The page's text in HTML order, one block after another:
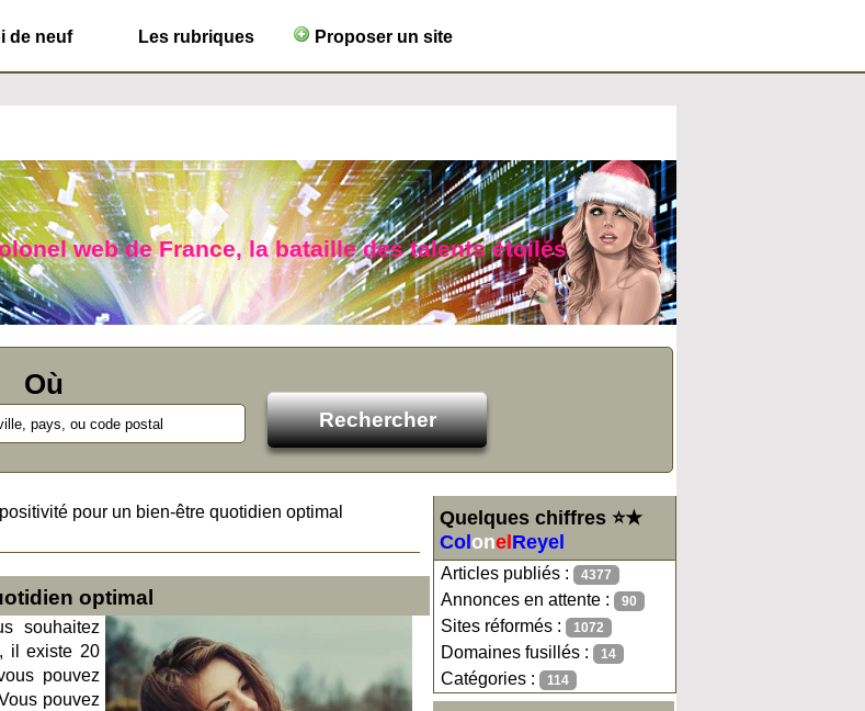
de neuf Les rubriques Proposer un site
web de France, la bataille des talents étoilés
Où
Quelques chiffres ⭐★
Col onel Reyel
Articles publiés : 4377
Annonces en attente : 90
Sites réformés : 1072
Domaines fusillés : 14
Catégories : 114
pour un bien-être quotidien optimal
optimal
souhaitez
il existe 20
pouvez
pouvez